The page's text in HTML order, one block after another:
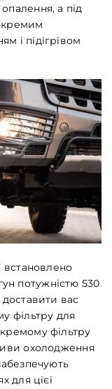
а під
і підігрівом
встановлено
потужністю 530
доставити вас
фільтру для
фільтру
охолодження
для цієї